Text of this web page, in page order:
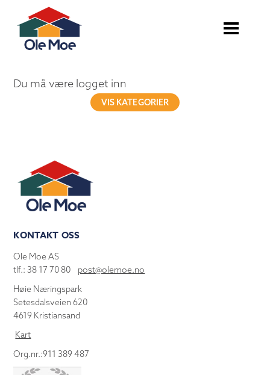
Du må være logget inn
VIS KATEGORIER
KONTAKT OSS
Ole Moe AS
tlf.: 38 17 70 80 post@olemoe.no
Høie Næringspark
Setesdalsveien 620
4619 Kristiansand
Kart
Org.nr.:911 389 487